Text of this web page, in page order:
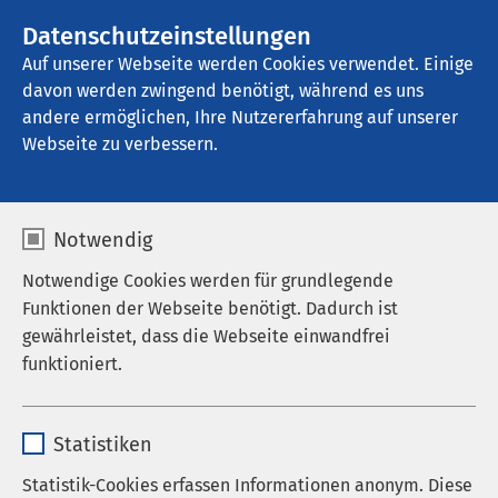
Datenschutzeinstellungen
Auf unserer Webseite werden Cookies verwendet. Einige
davon werden zwingend benötigt, während es uns
andere ermöglichen, Ihre Nutzererfahrung auf unserer
Webseite zu verbessern.
Notwendig
Notwendige Cookies werden für grundlegende
Funktionen der Webseite benötigt. Dadurch ist
gewährleistet, dass die Webseite einwandfrei
funktioniert.
Anbieter sgalinski
Statistiken
Statistik-Cookies erfassen Informationen anonym. Diese
AMEOS Klinikum für Forensische
Psychiatrie und Psychotherapie Neustadt
11.05.2026 AMEOS Gruppe
Klinikum Friedrichshafen als
erhalten